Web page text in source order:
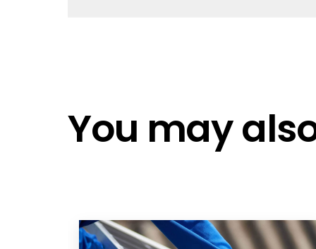
HUA - Backup Box B0-B1
Conditions - DE/EN
You may